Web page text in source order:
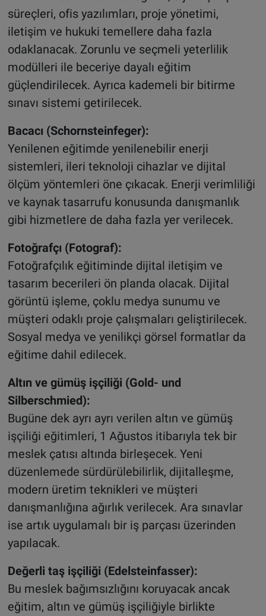
süreçleri, ofis yazılımları, proje yönetimi,
iletişim ve hukuki temellere daha fazla
odaklanacak. Zorunlu ve seçmeli yeterlilik
modülleri ile beceriye dayalı eğitim
güçlendirilecek. Ayrıca kademeli bir bitirme
sınavı sistemi getirilecek.
Bacacı (Schornsteinfeger):
Yenilenen eğitimde yenilenebilir enerji
sistemleri, ileri teknoloji cihazlar ve dijital
ölçüm yöntemleri öne çıkacak. Enerji verimliliği
ve kaynak tasarrufu konusunda danışmanlık
gibi hizmetlere de daha fazla yer verilecek.
Fotoğrafçı (Fotograf):
Fotoğrafçılık eğitiminde dijital iletişim ve
tasarım becerileri ön planda olacak. Dijital
görüntü işleme, çoklu medya sunumu ve
müşteri odaklı proje çalışmaları geliştirilecek.
Sosyal medya ve yenilikçi görsel formatlar da
eğitime dahil edilecek.
Altın ve gümüş işçiliği (Gold- und
Silberschmied):
Bugüne dek ayrı ayrı verilen altın ve gümüş
işçiliği eğitimleri, 1 Ağustos itibarıyla tek bir
meslek çatısı altında birleşecek. Yeni
düzenlemede sürdürülebilirlik, dijitalleşme,
modern üretim teknikleri ve müşteri
danışmanlığına ağırlık verilecek. Ara sınavlar
ise artık uygulamalı bir iş parçası üzerinden
yapılacak.
Değerli taş işçiliği (Edelsteinfasser):
Bu meslek bağımsızlığını koruyacak ancak
eğitim, altın ve gümüş işçiliğiyle birlikte